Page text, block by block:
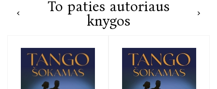
To paties autoriaus
knygos